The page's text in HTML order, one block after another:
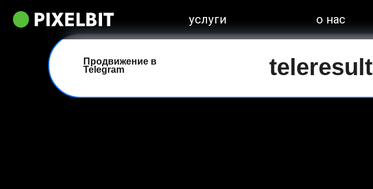
услуги
Продвижение в
Telegram
teleresult